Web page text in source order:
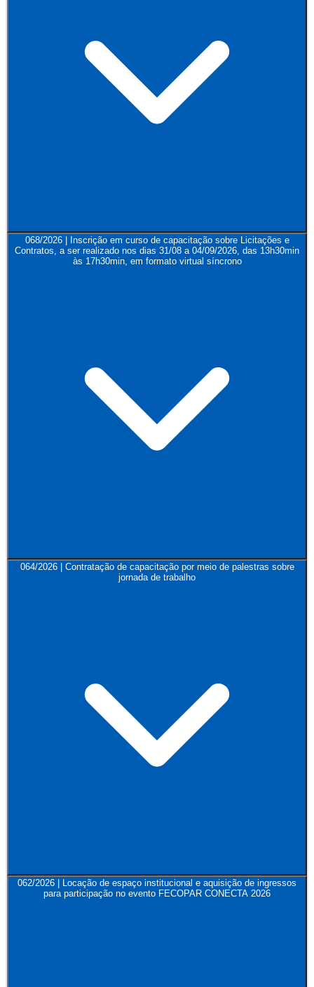
068/2026 | Inscrição em curso de capacitação sobre Licitações e
Contratos, a ser realizado nos dias 31/08 a 04/09/2026, das 13h30min
às 17h30min, em formato virtual síncrono
064/2026 | Contratação de capacitação por meio de palestras sobre
jornada de trabalho
062/2026 | Locação de espaço institucional e aquisição de ingressos
para participação no evento FECOPAR CONECTA 2026